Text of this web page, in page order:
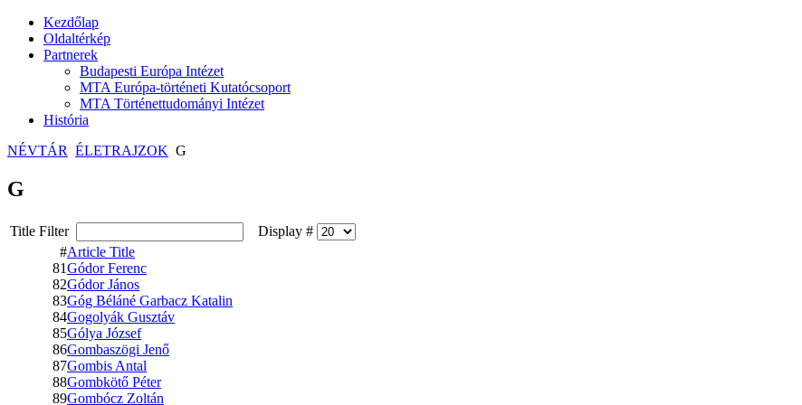
Kezdőlap
Oldaltérkép
Partnerek
Budapesti Európa Intézet
MTA Európa-történeti Kutatócsoport
MTA Történettudományi Intézet
História
NÉVTÁR ÉLETRAJZOK G
G
Title Filter
Display #
#Article Title
81Gódor Ferenc
82Gódor János
83Góg Béláné Garbacz Katalin
84Gogolyák Gusztáv
85Gólya József
86Gombaszögi Jenő
87Gombis Antal
88Gombkötő Péter
89Gombócz Zoltán